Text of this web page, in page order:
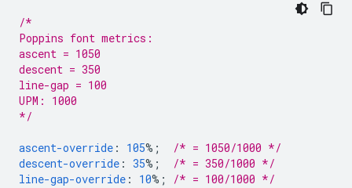
/*
Poppins font metrics:
ascent = 1050
descent = 350
line-gap = 100
UPM: 1000
*/
ascent-override : 105%;
/* = 1050/1000 */
descent-override : 35%;
/* = 350/1000 */
line-gap-override : 10%; /* = 100/1000 */